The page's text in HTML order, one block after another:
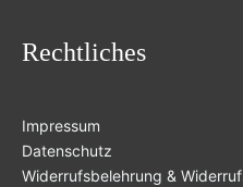
Rechtliches
Impressum
Datenschutz
Widerrufsbelehrung &